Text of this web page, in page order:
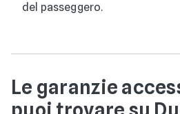
del passeggero.
Le garanzie